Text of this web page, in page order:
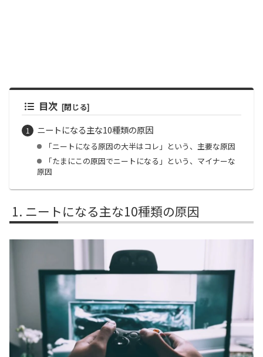
目次
ニートになる主な10種類の原因
「ニートになる原因の大半はコレ」という、主要な原因
「たまにこの原因でニートになる」という、マイナーな
原因
ニートになる主な10種類の原因